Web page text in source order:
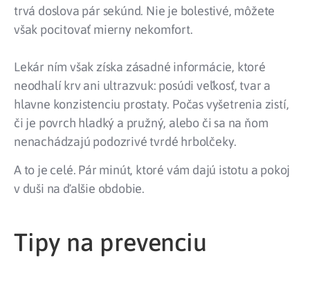
trvá doslova pár sekúnd. Nie je bolestivé, môžete
však pocitovať mierny nekomfort.
Lekár ním však získa zásadné informácie, ktoré
neodhalí krv ani ultrazvuk: posúdi veľkosť, tvar a
hlavne konzistenciu prostaty. Počas vyšetrenia zistí,
či je povrch hladký a pružný, alebo či sa na ňom
nenachádzajú podozrivé tvrdé hrbolčeky.
A to je celé. Pár minút, ktoré vám dajú istotu a pokoj
v duši na ďalšie obdobie.
Tipy na prevenciu